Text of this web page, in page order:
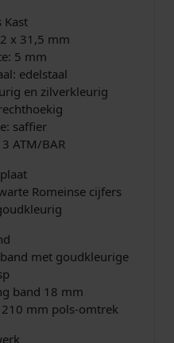
Kast
x 31,5 mm
5 mm
edelstaal
en zilverkleurig
saffier
ATM/BAR
Romeinse cijfers
met goudkleurige
band 18 mm
mm pols-omtrek